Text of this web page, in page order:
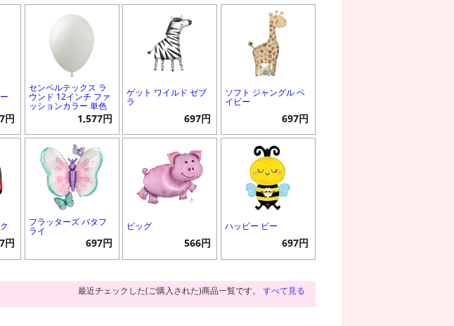
円
センペルテックス ラ
ウンド 12インチ ファ
ッションカラー 単色
1,577円
ゲット ワイルド ゼブ
ラ
697円
ソフト ジャングル ベ
イビー
697円
円
フラッターズ バタフ
ライ
697円
ピッグ
566円
ハッピー ビー
697円
最近チェックした(ご購入された)商品一覧です。 すべて見る